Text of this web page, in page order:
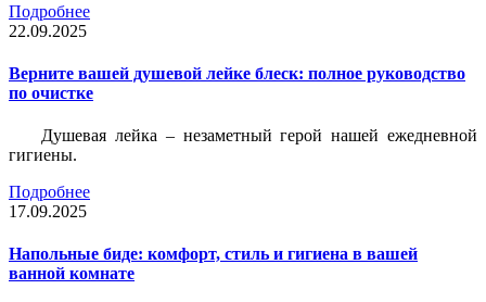
Подробнее
22.09.2025
Верните вашей душевой лейке блеск: полное руководство
по очистке
Душевая лейка – незаметный герой нашей ежедневной
гигиены.
Подробнее
17.09.2025
Напольные биде: комфорт, стиль и гигиена в вашей
ванной комнате